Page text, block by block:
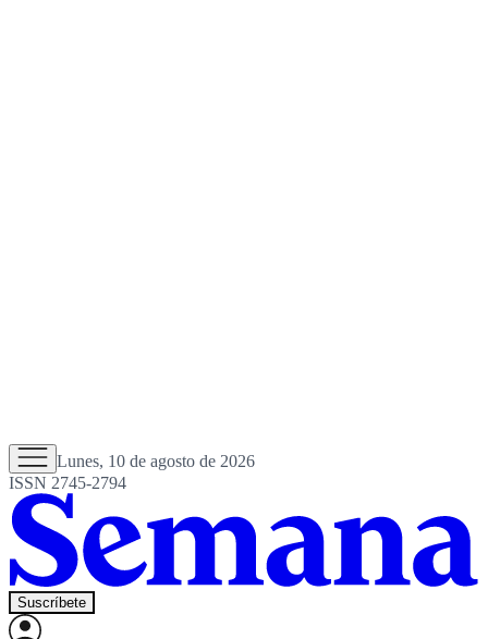
Lunes, 10 de agosto de 2026
ISSN 2745-2794
Suscríbete